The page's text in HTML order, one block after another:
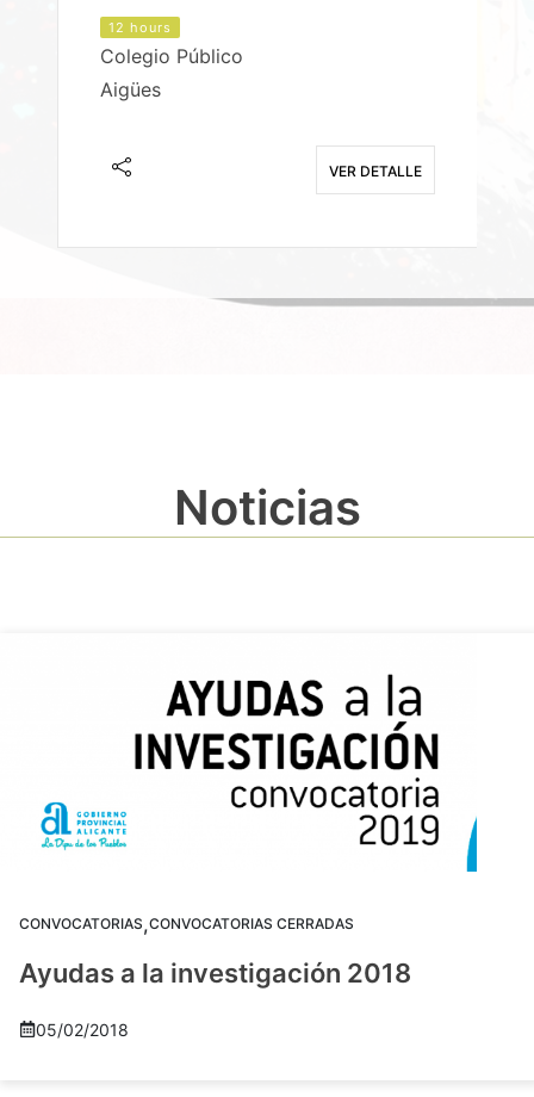
12 hours
Colegio Público
Aigües
VER DETALLE
Noticias
CONVOCATORIAS,CONVOCATORIAS CERRADAS
Ayudas a la investigación 2018
05/02/2018